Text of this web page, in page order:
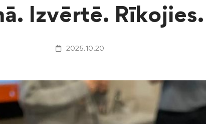
Izvērtē. Rīkojies.
2025.10.20